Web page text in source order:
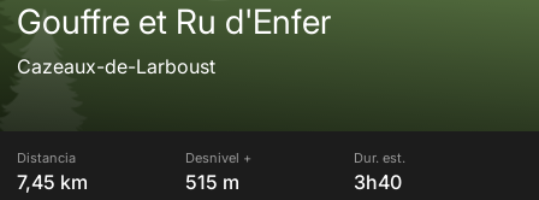
Gouffre et Ru d'Enfer
Cazeaux-de-Larboust
Distancia
7,45 km
Desnivel +
515 m
Dur. est.
3h40